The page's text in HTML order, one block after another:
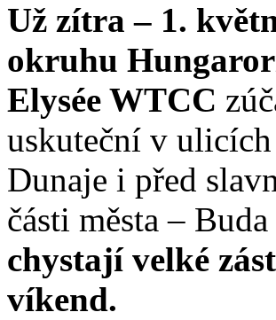
Už zítra – 1.
okruhu
Elysée WTCC
uskuteční v
Dunaje i před
části města – Buda
chystají velké
víkend.